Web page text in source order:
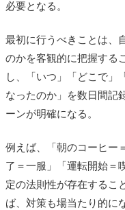
必要となる。
最初に行うべきことは、
のかを客観的に把握する
し、「いつ」「どこで」
なったのか」を数日間記
ーンが明確になる。
例えば、「朝のコーヒー
了＝一服」「運転開始＝
定の法則性が存在するこ
ば、対策も場当たり的に